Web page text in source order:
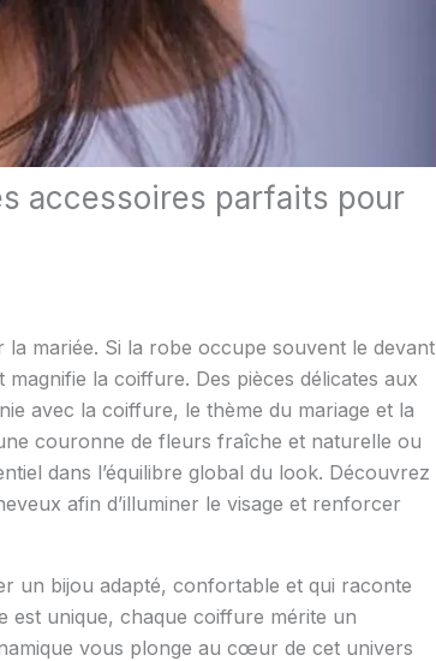
accessoires parfaits pour
mariée. Si la robe occupe souvent le devant
la coiffure. Des pièces délicates aux
avec la coiffure, le thème du mariage et la
couronne de fleurs fraîche et naturelle ou
dans l’équilibre global du look. Découvrez
afin d’illuminer le visage et renforcer
un bijou adapté, confortable et qui raconte
est unique, chaque coiffure mérite un
vous plonge au cœur de cet univers